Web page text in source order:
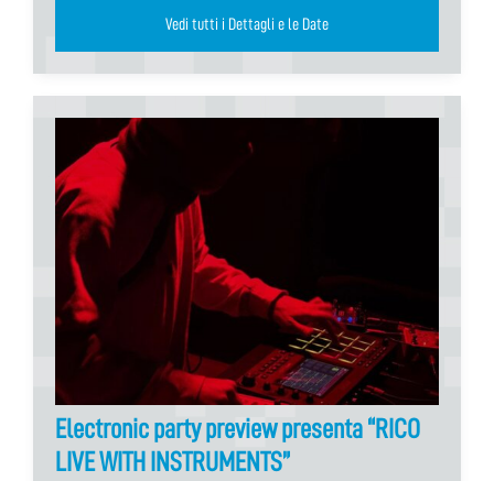
Vedi tutti i Dettagli e le Date
Electronic party preview presenta “RICO
LIVE WITH INSTRUMENTS”